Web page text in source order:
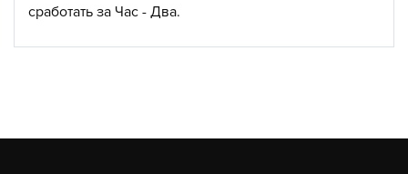
сработать за Час - Два.